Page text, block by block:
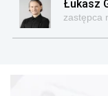
Łukasz
zastępca